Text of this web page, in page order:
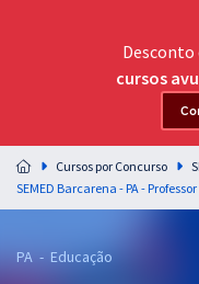
Assinatura OAB Até
Acesso ilimitado a toda
Residências
Preparação completa e
residências em saúde do Brasil
Desconto
cursos
Cursos por Concurso
SEMED Barcarena - PA -
PA - Educação